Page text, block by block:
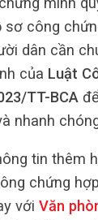
sơ công
dân cần
của Luật
TT-BCA
nhanh
tin thêm
chứng
với Văn